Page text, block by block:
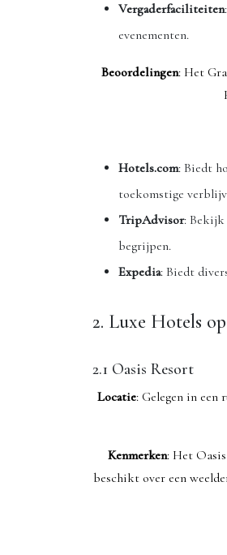
Vergaderfaciliteiten
evenementen.
Beoordelingen: Het
Hotels.com: Biedt
toekomstige
TripAdvisor: Bekijk
begrijpen.
Expedia: Biedt
2. Luxe Hotels
2.1 Oasis Resort
Locatie: Gelegen in een
Kenmerken: Het
beschikt over een